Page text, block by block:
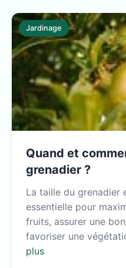
Jardinage
Quand et
grenadier ?
La taille du grenadier
essentielle pour
fruits, assurer une
favoriser une
plus